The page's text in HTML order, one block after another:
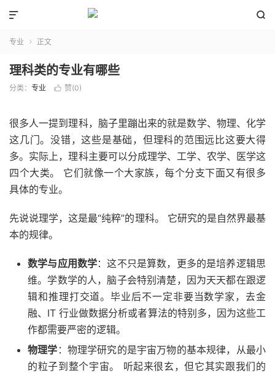


专业  正文
理科类的专业有哪些
分类： 专业  赞(0)
很多人一提到理科，脑子里蹦出来的就是数学、物理、化学
这几门。没错，这些是基础，但理科的范围远比这要大得
多。实际上，理科主要可以分成理学、工学、农学、医学这
四个大类。 它们就像一个大家族，每个分支下面又有很多
具体的专业。
先说说理学，这是最“纯粹”的理科。 它研究的是自然界最基
本的规律。
数学与应用数学：这不只是算数，更多的是培养逻辑思
维。学数学的人，脑子会特别清楚，因为天天都在跟逻
辑和推理打交道。毕业后不一定非要当数学家，去金
融、IT 行业做数据分析或者算法的特别多，因为这些工
作都需要严密的逻辑。
物理学 ：物理学研究的是宇宙万物的基本规律，从最小
的粒子到整个宇宙。 听起来很玄，但它其实跟我们的